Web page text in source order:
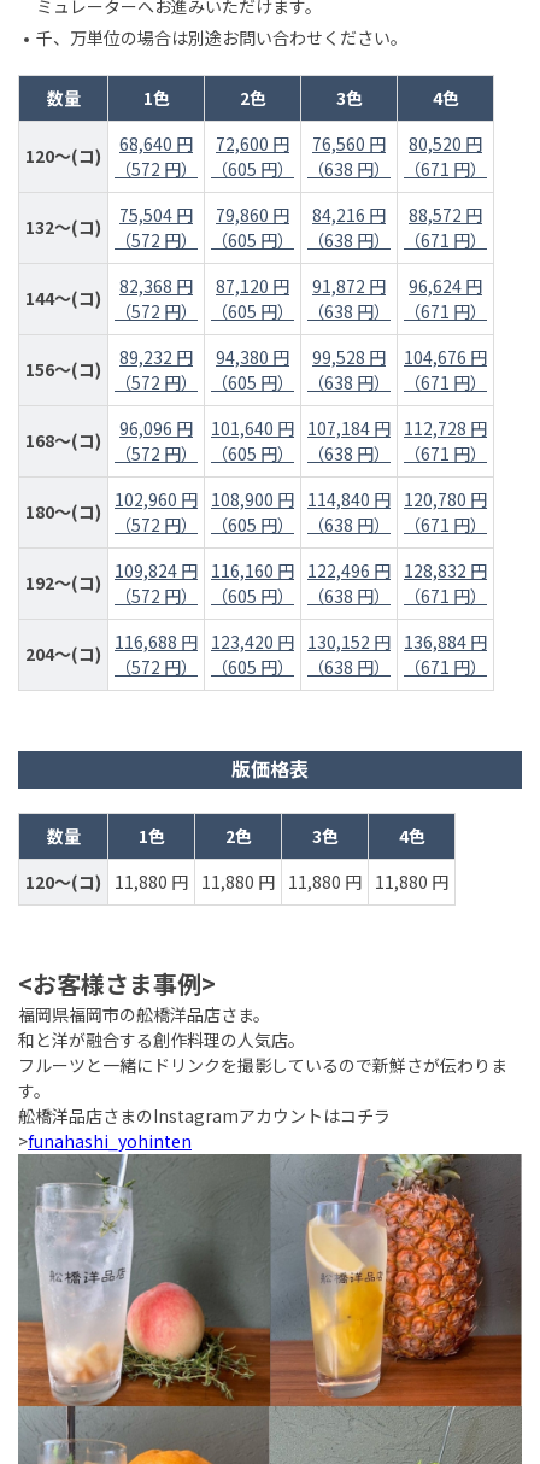
ミュレーターへお進みいただけます。
千、万単位の場合は別途お問い合わせください。
数量 1色 2色 3色 4色
120～(コ)
68,640 円
（572 円）
72,600 円
（605 円）
76,560 円
（638 円）
80,520 円
（671 円）
132～(コ)
75,504 円
（572 円）
79,860 円
（605 円）
84,216 円
（638 円）
88,572 円
（671 円）
144～(コ)
82,368 円
（572 円）
87,120 円
（605 円）
91,872 円
（638 円）
96,624 円
（671 円）
156～(コ)
89,232 円
（572 円）
94,380 円
（605 円）
99,528 円
（638 円）
104,676 円
（671 円）
168～(コ)
96,096 円
（572 円）
101,640 円
（605 円）
107,184 円
（638 円）
112,728 円
（671 円）
180～(コ)
102,960 円
（572 円）
108,900 円
（605 円）
114,840 円
（638 円）
120,780 円
（671 円）
192～(コ)
109,824 円
（572 円）
116,160 円
（605 円）
122,496 円
（638 円）
128,832 円
（671 円）
204～(コ)
116,688 円
（572 円）
123,420 円
（605 円）
130,152 円
（638 円）
136,884 円
（671 円）
版価格表
数量 1色 2色 3色
4色
120～(コ)
11,880 円 11,880 円 11,880 円 11,880 円
<お客様さま事例>
福岡県福岡市の舩橋洋品店さま。
和と洋が融合する創作料理の人気店。
フルーツと一緒にドリンクを撮影しているので新鮮さが伝わりま
す。
舩橋洋品店さまのInstagramアカウントはコチラ
>funahashi_yohinten